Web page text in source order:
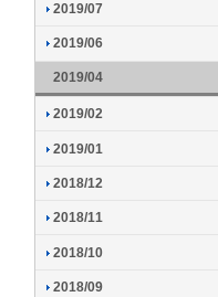
2019/07
2019/06
2019/04
2019/02
2019/01
2018/12
2018/11
2018/10
2018/09